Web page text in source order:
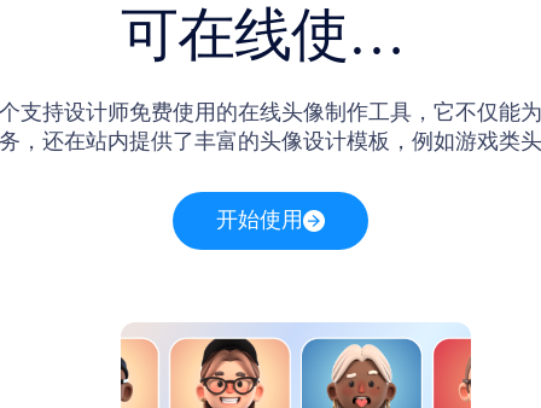
可在线使用的头像设计制作工具
支持设计师免费使用的在线头像制作工具，它不仅能
，还在站内提供了丰富的头像设计模板，例如游戏类
开始使用